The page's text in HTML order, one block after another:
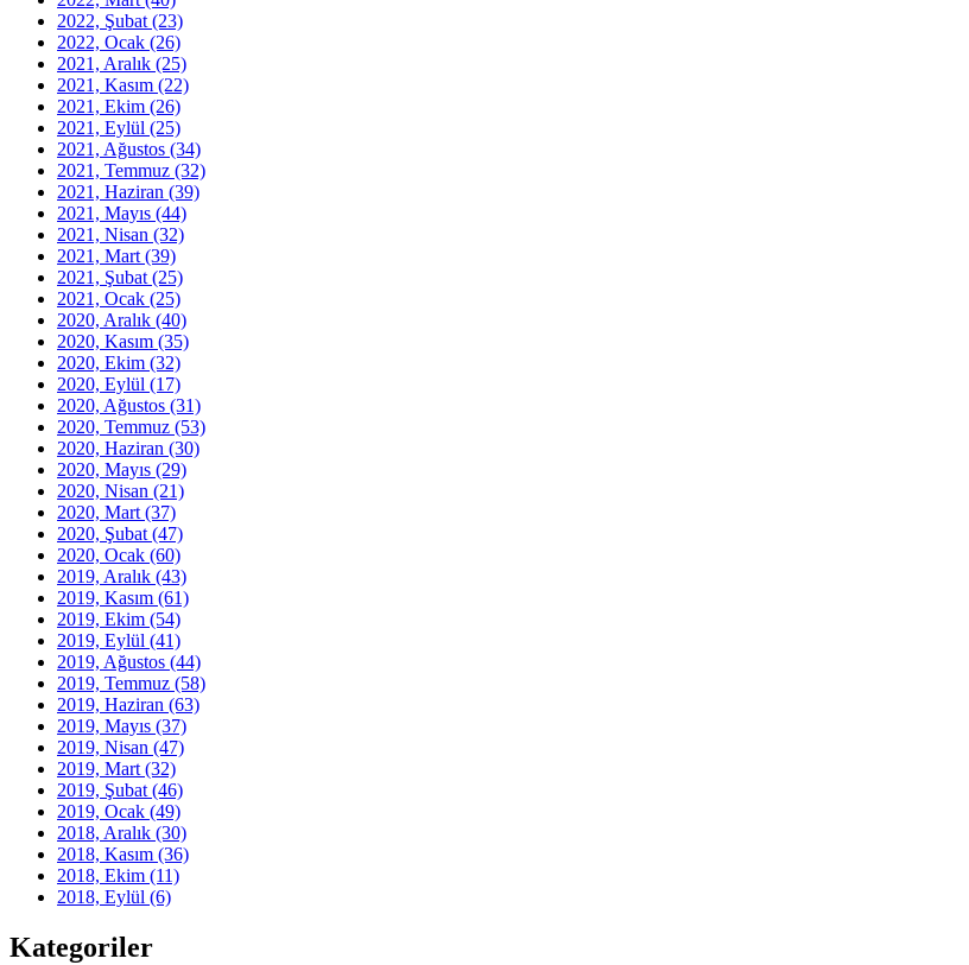
2022, Şubat (23)
2022, Ocak (26)
2021, Aralık (25)
2021, Kasım (22)
2021, Ekim (26)
2021, Eylül (25)
2021, Ağustos (34)
2021, Temmuz (32)
2021, Haziran (39)
2021, Mayıs (44)
2021, Nisan (32)
2021, Mart (39)
2021, Şubat (25)
2021, Ocak (25)
2020, Aralık (40)
2020, Kasım (35)
2020, Ekim (32)
2020, Eylül (17)
2020, Ağustos (31)
2020, Temmuz (53)
2020, Haziran (30)
2020, Mayıs (29)
2020, Nisan (21)
2020, Mart (37)
2020, Şubat (47)
2020, Ocak (60)
2019, Aralık (43)
2019, Kasım (61)
2019, Ekim (54)
2019, Eylül (41)
2019, Ağustos (44)
2019, Temmuz (58)
2019, Haziran (63)
2019, Mayıs (37)
2019, Nisan (47)
2019, Mart (32)
2019, Şubat (46)
2019, Ocak (49)
2018, Aralık (30)
2018, Kasım (36)
2018, Ekim (11)
2018, Eylül (6)
Kategoriler